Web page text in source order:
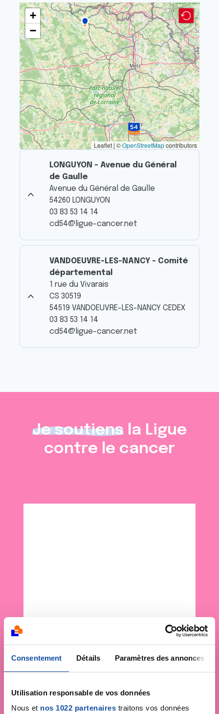
Consentement Détails Paramètres des annonces
Utilisation responsable de vos données
Nous et nos 1022 partenaires traitons vos données
+
−
Leaflet | ©OpenStreetMapcontributors
LONGUYON - Avenue du Général
de Gaulle
Avenue du Général de Gaulle
54260 LONGUYON
03 83 53 14 14
cd54@ligue-cancer.net
VANDOEUVRE-LES-NANCY - Comité
départemental
1 rue du Vivarais
CS 30519
54519 VANDOEUVRE-LES-NANCY CEDEX
03 83 53 14 14
cd54@ligue-cancer.net
Je soutiens la Ligue
contre le cancer